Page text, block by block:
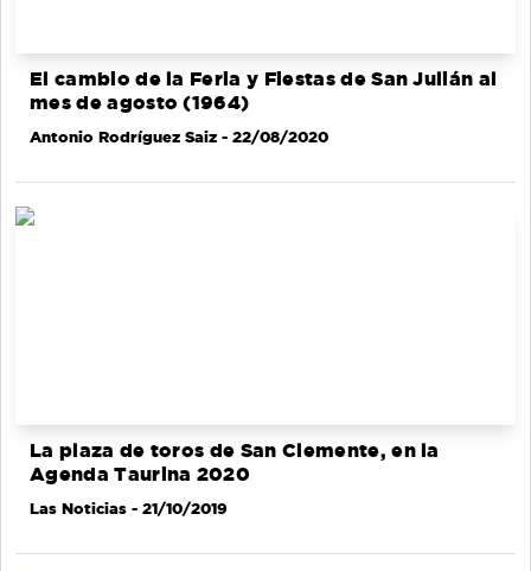
El cambio de la Feria y Fiestas de San Julián al
mes de agosto (1964)
Antonio Rodríguez Saiz - 22/08/2020
La plaza de toros de San Clemente, en la
Agenda Taurina 2020
Las Noticias - 21/10/2019